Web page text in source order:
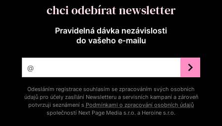
chci odebírat newsletter
Pravidelná dávka nezávislosti
do vašeho e‑mailu
Odesláním registrace souhlasím se zpracováním svých osobních
údajů pro účely zasílání Newsletteru a servisních kampaní a zároveň
potvrzuji seznámení s Podmínkami o zpracování osobních údajů
společností Next Page Media s.r.o. a Heroine s.r.o.